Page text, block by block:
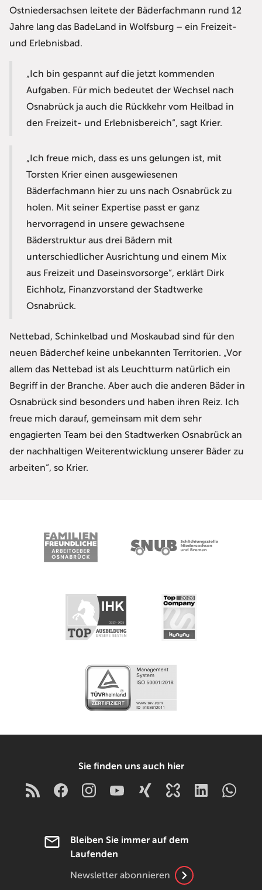
Ostniedersachsen leitete der Bäderfachmann rund 12
Jahre lang das BadeLand in Wolfsburg – ein Freizeit-
und Erlebnisbad.
„Ich bin gespannt auf die jetzt kommenden
Aufgaben. Für mich bedeutet der Wechsel nach
Osnabrück ja auch die Rückkehr vom Heilbad in
den Freizeit- und Erlebnisbereich“, sagt Krier.
„Ich freue mich, dass es uns gelungen ist, mit
Torsten Krier einen ausgewiesenen
Bäderfachmann hier zu uns nach Osnabrück zu
holen. Mit seiner Expertise passt er ganz
hervorragend in unsere gewachsene
Bäderstruktur aus drei Bädern mit
unterschiedlicher Ausrichtung und einem Mix
aus Freizeit und Daseinsvorsorge“, erklärt Dirk
Eichholz, Finanzvorstand der Stadtwerke
Osnabrück.
Nettebad, Schinkelbad und Moskaubad sind für den
neuen Bäderchef keine unbekannten Territorien. „Vor
allem das Nettebad ist als Leuchtturm natürlich ein
Begriff in der Branche. Aber auch die anderen Bäder in
Osnabrück sind besonders und haben ihren Reiz. Ich
freue mich darauf, gemeinsam mit dem sehr
engagierten Team bei den Stadtwerken Osnabrück an
der nachhaltigen Weiterentwicklung unserer Bäder zu
arbeiten“, so Krier.
Sie finden uns auch hier
Bleiben Sie immer auf dem
Laufenden
Newsletter abonnieren